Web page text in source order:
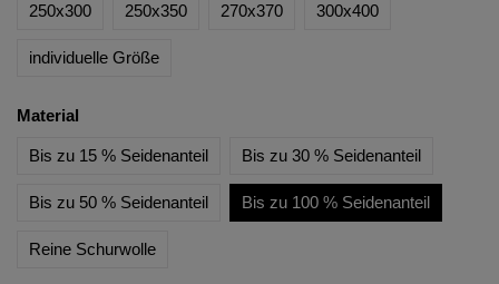
250x300 250x350 270x370 300x400
individuelle Größe
Material
Bis zu 15 % Seidenanteil Bis zu 30 % Seidenanteil
Bis zu 50 % Seidenanteil Bis zu 100 % Seidenanteil
Reine Schurwolle